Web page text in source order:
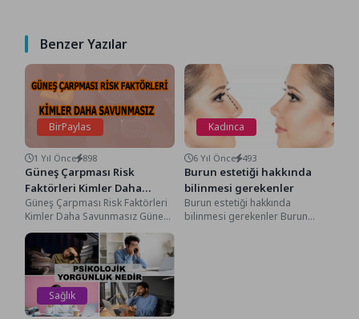
Benzer Yazılar
BirPaylas
1 Yıl Önce 898
Güneş Çarpması Risk
Faktörleri Kimler Daha
Savunmasız
Güneş Çarpması Risk Faktörleri
Kimler Daha Savunmasız Güneş
Çarpması Risk Faktörleri Kimler
Daha Savunmasız, Bir...
Kadınca
6 Yıl Önce 493
Burun estetiği hakkında
bilinmesi gerekenler
Burun estetiği hakkında
bilinmesi gerekenler Burun
Sağlık